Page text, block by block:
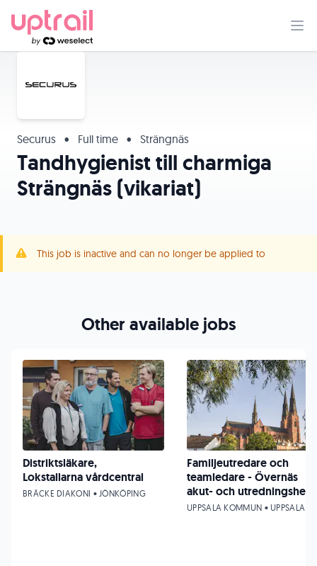
Securus • Full time • Strängnäs
Tandhygienist till charmiga
Strängnäs (vikariat)
This job is inactive and can no longer be applied to
Other available jobs
Distriktsläkare,
Lokstallarna vårdcentral
BRÄCKE DIAKONI • JÖNKÖPING
Familjeutredare och
teamledare - Övernäs
akut- och utredningshem
UPPSALA KOMMUN • UPPSALA